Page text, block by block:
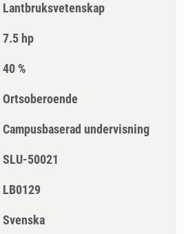
Lantbruksvetenskap
7.5 hp
40 %
Ortsoberoende
Campusbaserad undervisning
SLU-50021
LB0129
Svenska